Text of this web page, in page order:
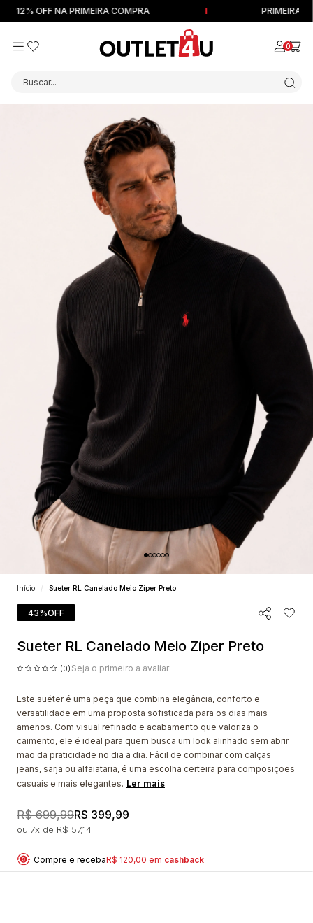
12% OFF NA PRIMEIRA COMPRA PRIMEIRA
0
Buscar...
Início Sueter RL Canelado Meio Zíper Preto
43%OFF
Sueter RL Canelado Meio Zíper Preto
(0) Seja o primeiro a avaliar
Este suéter é uma peça que combina elegância, conforto e
versatilidade em uma proposta sofisticada para os dias mais
amenos. Com visual refinado e acabamento que valoriza o
caimento, ele é ideal para quem busca um look alinhado sem abrir
mão da praticidade no dia a dia. Fácil de combinar com calças
jeans, sarja ou alfaiataria, é uma escolha certeira para composições
casuais e mais elegantes. Ler mais
R$ 699,99R$ 399,99
7x R$ 57,14
Compre e recebaR$ 120,00 em cashback